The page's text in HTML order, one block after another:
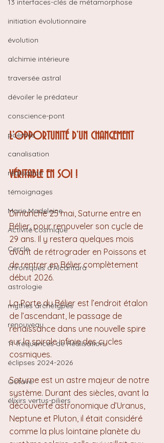
13 interfaces-clés de métamorphose
initiation évolutionnaire
évolution
alchimie intérieure
traversée astral
dévoiler le prédateur
conscience-pont
poèmes
canalisation
réalisation
témoignages
Marie Madeleine
Activité cosmique
Cercle
chroniques d'Alcantara
astrologie
mythes archétypes
renouveau
11 fréquences de Réalisation
éclipses 2024-2026
Octave
élixirs vertus-piliers
L’OPPORTUNITÉ D’UN CHANGEMENT
VÉRITABLE EN SOI !
Dimanche 25 mai, Saturne entre en
Bélier, pour renouveler son cycle de
29 ans. Il y restera quelques mois
avant de rétrograder en Poissons et
de rentrer en Bélier complètement
début 2026.
La Porte du Bélier est l’endroit étalon
de l’ascendant, le passage de
renaissance dans une nouvelle spire
sur la spirale infinie des cycles
cosmiques.
Saturne est un astre majeur de notre
système. Durant des siècles, avant la
découverte astronomique d’Uranus,
Neptune et Pluton, il était considéré
comme la plus lointaine planète du